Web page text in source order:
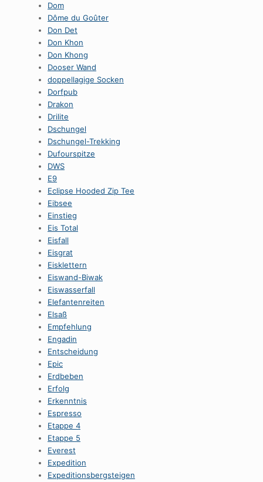
Dom
Dôme du Goûter
Don Det
Don Khon
Don Khong
Dooser Wand
doppellagige Socken
Dorfpub
Drakon
Drilite
Dschungel
Dschungel-Trekking
Dufourspitze
DWS
E9
Eclipse Hooded Zip Tee
Eibsee
Einstieg
Eis Total
Eisfall
Eisgrat
Eisklettern
Eiswand-Biwak
Eiswasserfall
Elefantenreiten
Elsaß
Empfehlung
Engadin
Entscheidung
Epic
Erdbeben
Erfolg
Erkenntnis
Espresso
Etappe 4
Etappe 5
Everest
Expedition
Expeditionsbergsteigen